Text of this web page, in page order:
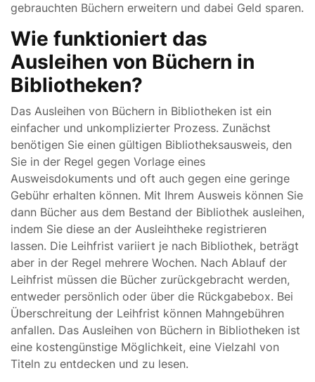
gebrauchten Büchern erweitern und dabei Geld sparen.
Wie funktioniert das
Ausleihen von Büchern in
Bibliotheken?
Das Ausleihen von Büchern in Bibliotheken ist ein
einfacher und unkomplizierter Prozess. Zunächst
benötigen Sie einen gültigen Bibliotheksausweis, den
Sie in der Regel gegen Vorlage eines
Ausweisdokuments und oft auch gegen eine geringe
Gebühr erhalten können. Mit Ihrem Ausweis können Sie
dann Bücher aus dem Bestand der Bibliothek ausleihen,
indem Sie diese an der Ausleihtheke registrieren
lassen. Die Leihfrist variiert je nach Bibliothek, beträgt
aber in der Regel mehrere Wochen. Nach Ablauf der
Leihfrist müssen die Bücher zurückgebracht werden,
entweder persönlich oder über die Rückgabebox. Bei
Überschreitung der Leihfrist können Mahngebühren
anfallen. Das Ausleihen von Büchern in Bibliotheken ist
eine kostengünstige Möglichkeit, eine Vielzahl von
Titeln zu entdecken und zu lesen.